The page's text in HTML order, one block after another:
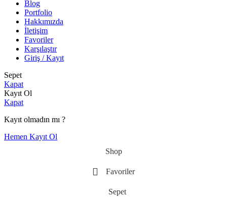
Blog
Portfolio
Hakkımızda
İletişim
Favoriler
Karşılaştır
Giriş / Kayıt
Sepet
Kapat
Kayıt Ol
Kapat
Kayıt olmadın mı ?
Hemen Kayıt Ol
Shop
Favoriler
Sepet